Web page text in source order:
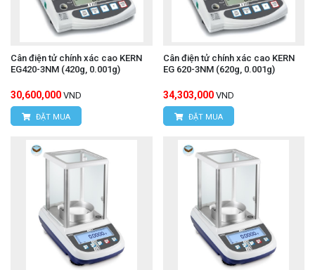
Cân điện tử chính xác cao KERN
EG420-3NM (420g, 0.001g)
30,600,000 VND
ĐẶT MUA
Cân điện tử chính xác cao KERN
EG 620-3NM (620g, 0.001g)
34,303,000 VND
ĐẶT MUA